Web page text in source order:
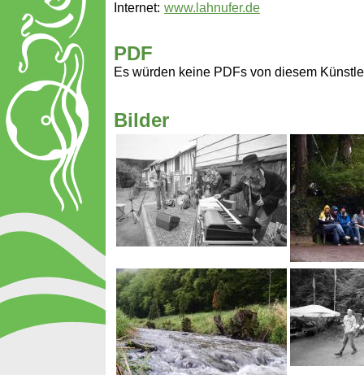
Internet: www.lahnufer.de
PDF
Es würden keine PDFs von diesem
Bilder